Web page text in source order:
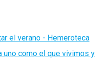
el verano - Hemeroteca
uno como el que vivimos y